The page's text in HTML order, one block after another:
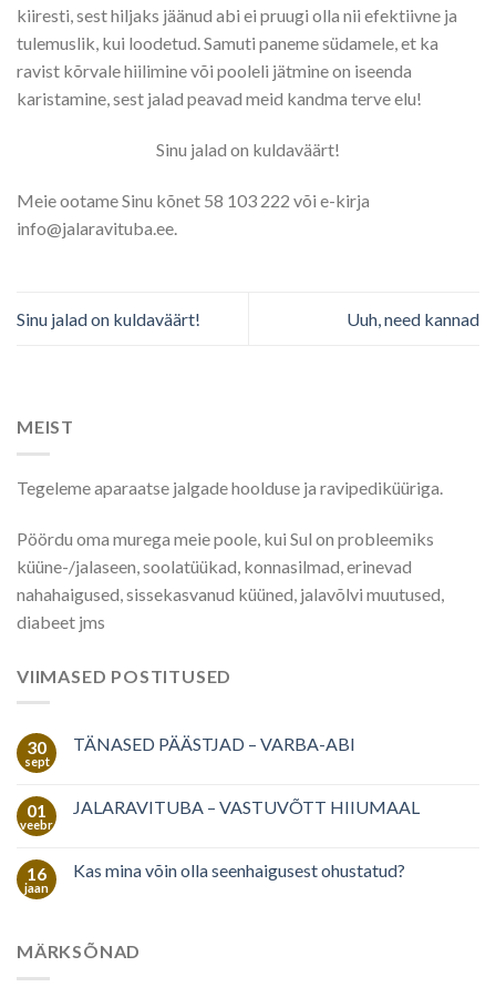
kiiresti, sest hiljaks jäänud abi ei pruugi olla nii efektiivne ja
tulemuslik, kui loodetud. Samuti paneme südamele, et ka
ravist kõrvale hiilimine või pooleli jätmine on iseenda
karistamine, sest jalad peavad meid kandma terve elu!
Sinu jalad on kuldaväärt!
Meie ootame Sinu kõnet 58 103 222 või e-kirja
info@jalaravituba.ee.
Sinu jalad on kuldaväärt! Uuh, need kannad
MEIST
Tegeleme aparaatse jalgade hoolduse ja ravipediküüriga.
Pöördu oma murega meie poole, kui Sul on probleemiks
küüne-/jalaseen, soolatüükad, konnasilmad, erinevad
nahahaigused, sissekasvanud küüned, jalavõlvi muutused,
diabeet jms
VIIMASED POSTITUSED
30
sept
TÄNASED PÄÄSTJAD – VARBA-ABI
01
veebr
JALARAVITUBA – VASTUVÕTT HIIUMAAL
16
jaan
Kas mina võin olla seenhaigusest ohustatud?
MÄRKSÕNAD